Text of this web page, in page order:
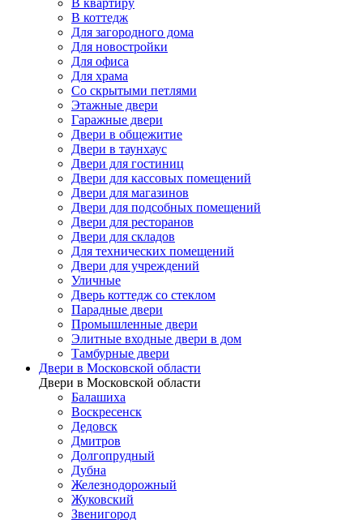
В квартиру
В коттедж
Для загородного дома
Для новостройки
Для офиса
Для храма
Со скрытыми петлями
Этажные двери
Гаражные двери
Двери в общежитие
Двери в таунхаус
Двери для гостиниц
Двери для кассовых помещений
Двери для магазинов
Двери для подсобных помещений
Двери для ресторанов
Двери для складов
Для технических помещений
Двери для учреждений
Уличные
Дверь коттедж со стеклом
Парадные двери
Промышленные двери
Элитные входные двери в дом
Тамбурные двери
Двери в Московской области
Двери в Московской области
Балашиха
Воскресенск
Дедовск
Дмитров
Долгопрудный
Дубна
Железнодорожный
Жуковский
Звенигород